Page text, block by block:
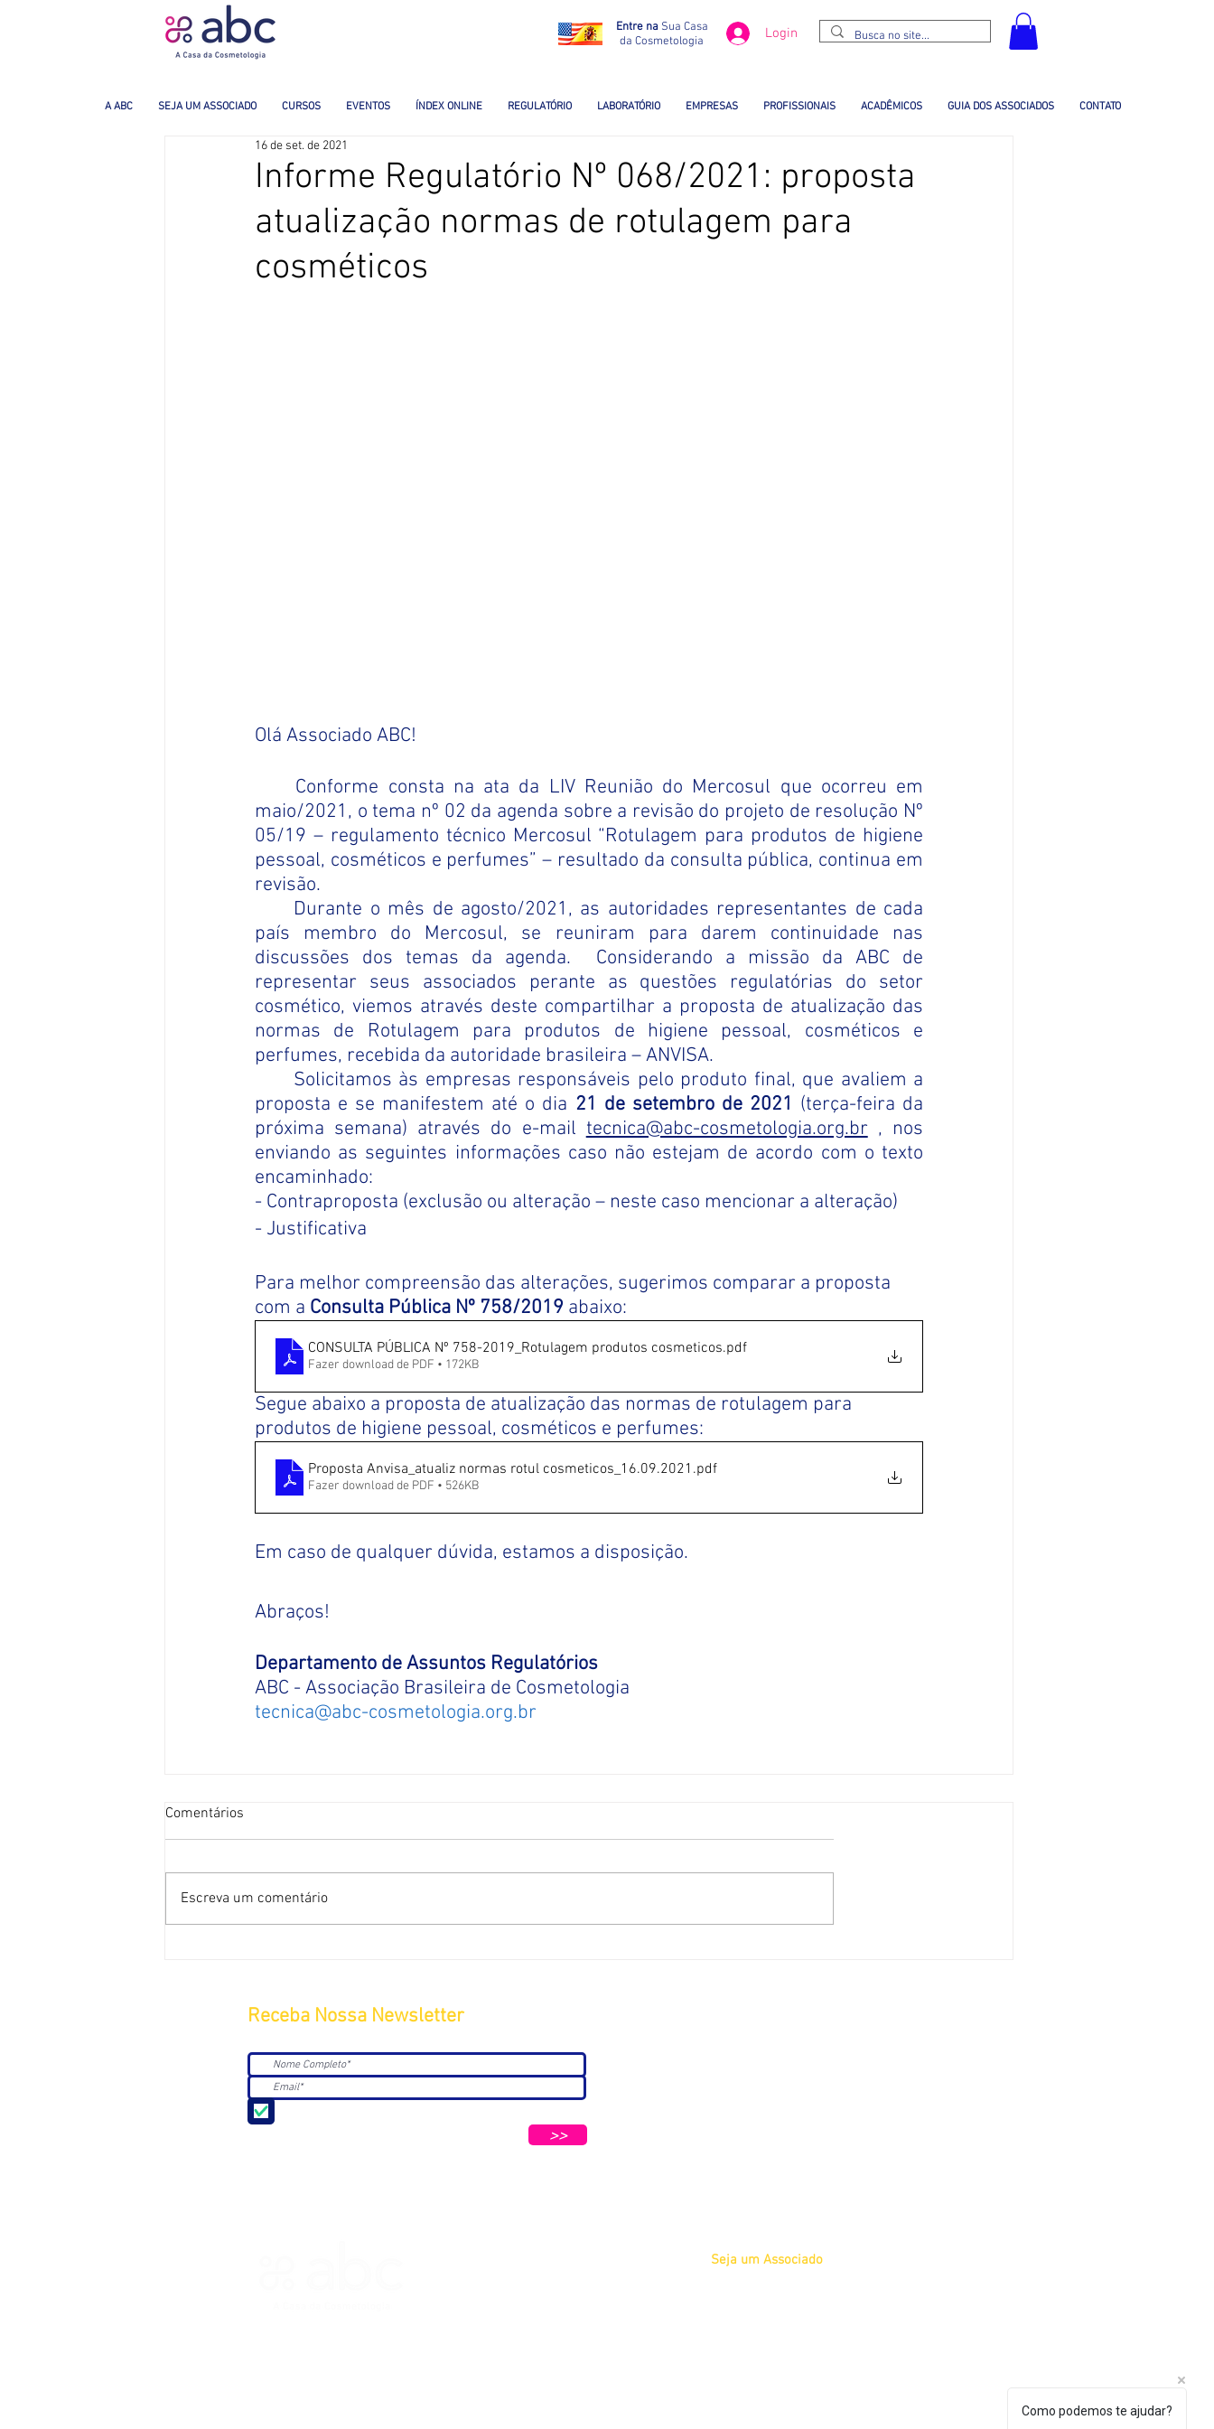
Entre na Sua Casa
da Cosmetologia
Login
A ABC SEJA UM ASSOCIADO CURSOS EVENTOS ÍNDEX ONLINE REGULATÓRIO LABORATÓRIO EMPRESAS PROFISSIONAIS ACADÊMICOS GUIA DOS ASSOCIADOS CONTATO
Informe Regulatório Nº 068/2021: proposta
atualização normas de rotulagem para
cosméticos
16 de set. de 2021
Olá Associado ABC!
Conforme consta na ata da LIV Reunião do Mercosul que ocorreu em
maio/2021, o tema nº 02 da agenda sobre a revisão do projeto de resolução Nº
05/19 – regulamento técnico Mercosul “Rotulagem para produtos de higiene
pessoal, cosméticos e perfumes” – resultado da consulta pública, continua em
revisão.
Durante o mês de agosto/2021, as autoridades representantes de cada
país membro do Mercosul, se reuniram para darem continuidade nas
discussões dos temas da agenda.  Considerando a missão da ABC de
representar seus associados perante as questões regulatórias do setor
cosmético, viemos através deste compartilhar a proposta de atualização das
normas de Rotulagem para produtos de higiene pessoal, cosméticos e
perfumes, recebida da autoridade brasileira – ANVISA.
Solicitamos às empresas responsáveis pelo produto final, que avaliem a
proposta e se manifestem até o dia 21 de setembro de 2021 (terça-feira da
próxima semana) através do e-mail tecnica@abc-cosmetologia.org.br , nos
enviando as seguintes informações caso não estejam de acordo com o texto
encaminhado:
- Contraproposta (exclusão ou alteração – neste caso mencionar a alteração)
- Justificativa
Para melhor compreensão das alterações, sugerimos comparar a proposta
com a Consulta Pública Nº 758/2019 abaixo:
CONSULTA PÚBLICA Nº 758-2019_Rotulagem produtos cosmeticos.pdf
Fazer download de PDF • 172KB
Segue abaixo a proposta de atualização das normas de rotulagem para
produtos de higiene pessoal, cosméticos e perfumes:
Proposta Anvisa_atualiz normas rotul cosmeticos_16.09.2021 .pdf
Fazer download de PDF • 526KB
Em caso de qualquer dúvida, estamos a disposição.
Abraços!
Departamento de Assuntos Regulatórios
ABC - Associação Brasileira de Cosmetologia
tecnica@abc-cosmetologia.org.br
Comentários
Escreva um comentário
Receba Nossa Newsletter
>>
Seja um Associado
Como podemos te ajudar?